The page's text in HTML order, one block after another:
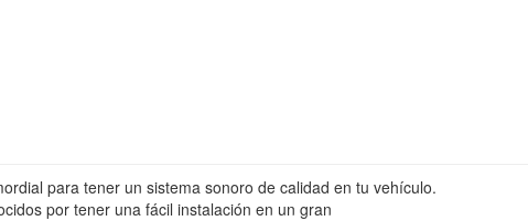
para tener un sistema sonoro de calidad en tu vehículo.
por tener una fácil instalación en un gran